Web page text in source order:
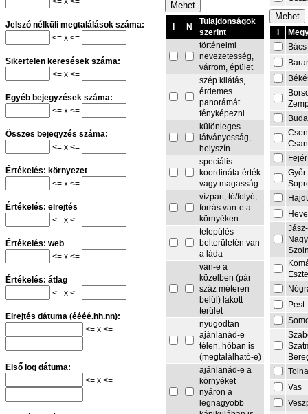
Jelszó nélküli megtalálások száma:
<= x <=
Sikertelen keresések száma:
<= x <=
Egyéb bejegyzések száma:
<= x <=
Összes bejegyzés száma:
<= x <=
Értékelés: környezet
<= x <=
Értékelés: elrejtés
<= x <=
Értékelés: web
<= x <=
Értékelés: átlag
<= x <=
Elrejtés dátuma (éééé.hh.nn):
<= x <=
Első log dátuma:
<= x <=
N
Tulajdonságok
szerint
történelmi
nevezetesség,
várrom, épület
szép kilátás,
érdemes
panorámát
fényképezni
különleges
látványosság,
helyszín
speciális
koordináta-érték
vagy magasság
vízpart, tó/folyó,
forrás van-e a
környéken
település
belterületén van
a láda
van-e a
közelben (pár
száz méteren
belül) lakott
terület
nyugodtan
ajánlanád-e
télen, hóban is
(megtalálható-e)
ajánlanád-e a
környéket
nyáron a
legnagyobb
Fejér
Jász-
Pest
Vas